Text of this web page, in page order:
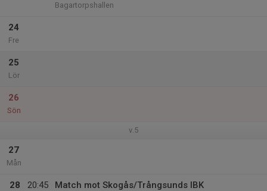
Bagartorpshallen
24
Fre
25
Lör
26
Sön
v.5
27
Mån
28
20:45
Match mot Skogås/Trångsunds IBK